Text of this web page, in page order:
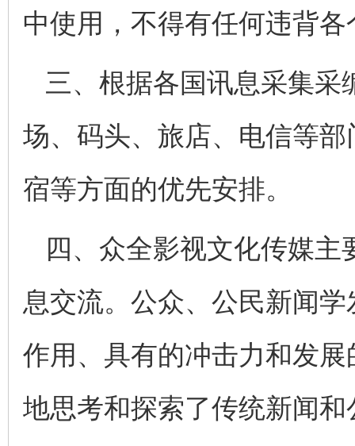
中使用，不得有任何违背
三、根据各国讯息采集
场、码头、旅店、电信等
宿等方面的优先安排。
四、众全影视文化传媒
息交流。公众、公民新闻
作用、具有的冲击力和发
地思考和探索了传统新闻